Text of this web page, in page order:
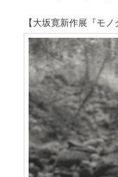
【大坂寛新作展『モ